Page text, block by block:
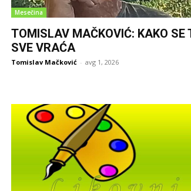
Mesečina
TOMISLAV MAČKOVIĆ: KAKO SE
SVE VRAĆA
Tomislav Mačković - avg 1, 2026